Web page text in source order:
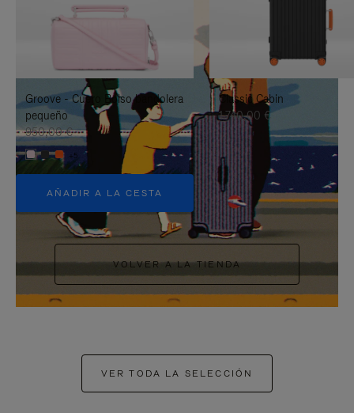
PULSE
PAUSARLO.
DESACTIVADO:
PULSE
PARA
ACTIVARLO.
Groove - Cuero Bolso bandolera
pequeño
950,00 €
+5
AÑADIR A LA CESTA
Classic Cabin
1.740,00 €
VOLVER A LA TIENDA
VER TODA LA SELECCIÓN